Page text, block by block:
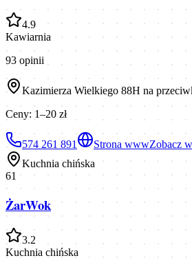
4.9
Kawiarnia
93 opinii
Kazimierza Wielkiego 88H na
Ceny: 1–20 zł
574 261 891 Strona wwwZobacz
Kuchnia chińska
61
ŻarWok
3.2
Kuchnia chińska